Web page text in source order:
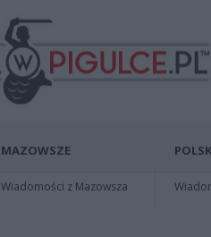
MAZOWSZE
Wiadomości z Mazowsza